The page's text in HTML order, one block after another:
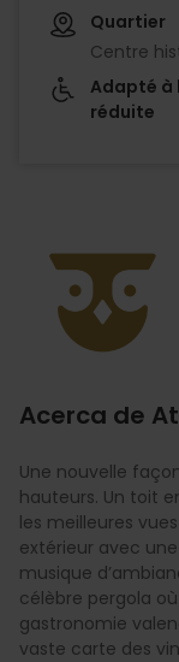
Quartier
Centre
Adapté à
réduite
Acerca de
Imagen
Une nouvelle
hauteurs. Un toit
les meilleures
extérieur avec
musique
célèbre pergola
gastronomie
vaste carte des